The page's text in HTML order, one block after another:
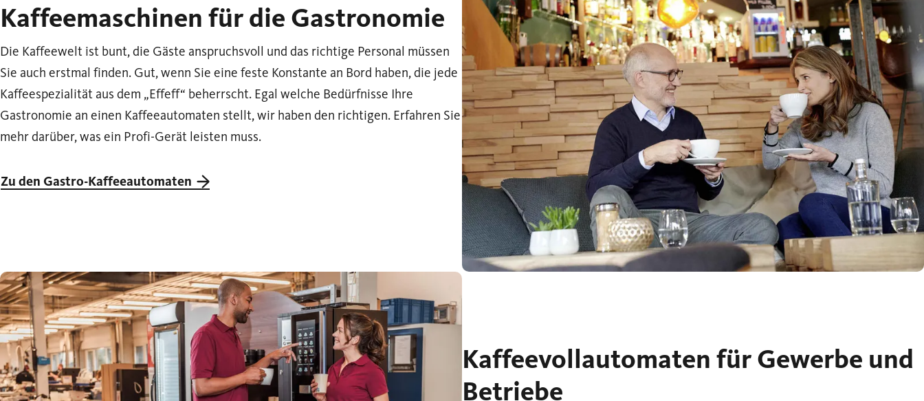
Kaffeemaschinen für die Gastronomie
Die Kaffeewelt ist bunt, die Gäste anspruchsvoll und das richtige Personal müssen
Sie auch erstmal finden. Gut, wenn Sie eine feste Konstante an Bord haben, die jede
Kaffeespezialität aus dem „Effeff“ beherrscht. Egal welche Bedürfnisse Ihre
Gastronomie an einen Kaffeeautomaten stellt, wir haben den richtigen. Erfahren Sie
mehr darüber, was ein Profi-Gerät leisten muss.
Zu den Gastro-Kaffeeautomaten
Kaffeevollautomaten für Gewerbe und
Betriebe